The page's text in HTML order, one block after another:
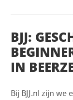
BJJ:
IN
Bij BJJ.nl zijn